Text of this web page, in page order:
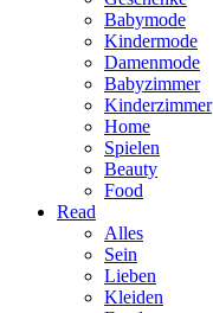
Babymode
Kindermode
Damenmode
Babyzimmer
Kinderzimmer
Home
Spielen
Beauty
Food
Read
Alles
Sein
Lieben
Kleiden